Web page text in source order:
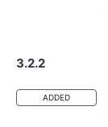
3.2.2
ADDED